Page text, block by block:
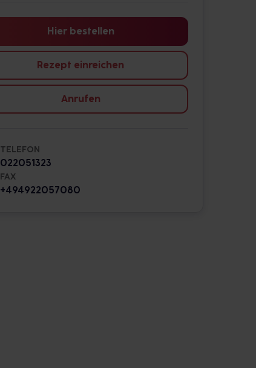
Hier bestellen
Rezept einreichen
Anrufen
TELEFON
022051323
FAX
+494922057080